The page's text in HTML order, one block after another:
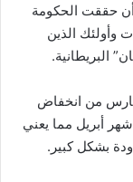
أن حققت الحكومة
وأولئك الذين
البريطانية.
من انخفاض
أبريل مما يعني
بشكل كبير.